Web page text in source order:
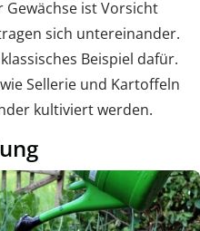
Gewächse ist Vorsicht
sich untereinander.
Beispiel dafür.
Sellerie und Kartoffeln
kultiviert werden.